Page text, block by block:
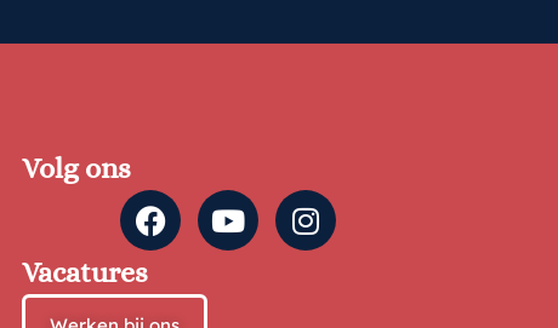
Volg ons
Vacatures